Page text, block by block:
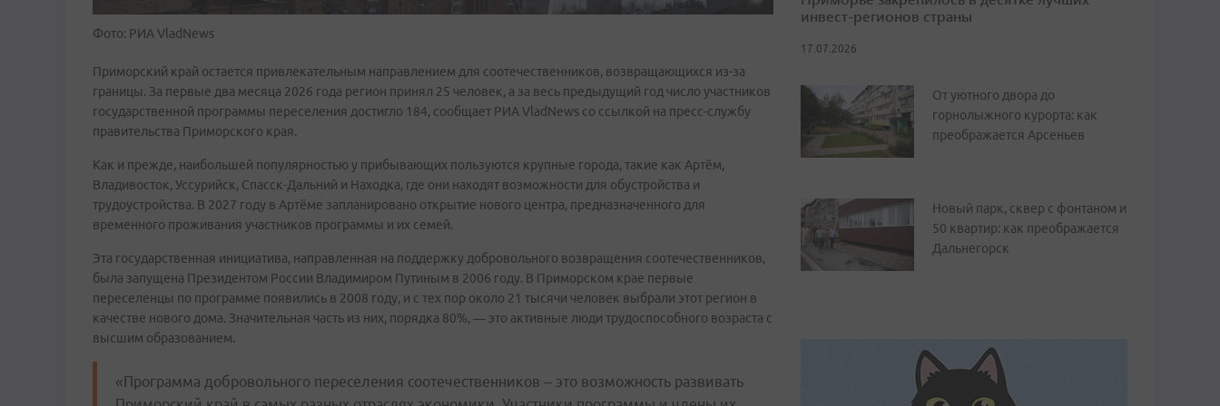
Фото: РИА VladNews
Приморский край остается привлекательным направлением для соотечественников, возвращающихся из-за
границы. За первые два месяца 2026 года регион принял 25 человек, а за весь предыдущий год число участников
государственной программы переселения достигло 184, сообщает РИА VladNews со ссылкой на пресс-службу
правительства Приморского края.
Как и прежде, наибольшей популярностью у прибывающих пользуются крупные города, такие как Артём,
Владивосток, Уссурийск, Спасск-Дальний и Находка, где они находят возможности для обустройства и
трудоустройства. В 2027 году в Артёме запланировано открытие нового центра, предназначенного для
временного проживания участников программы и их семей.
Эта государственная инициатива, направленная на поддержку добровольного возвращения соотечественников,
была запущена Президентом России Владимиром Путиным в 2006 году. В Приморском крае первые
переселенцы по программе появились в 2008 году, и с тех пор около 21 тысячи человек выбрали этот регион в
качестве нового дома. Значительная часть из них, порядка 80%, — это активные люди трудоспособного возраста с
высшим образованием.
«Программа добровольного переселения соотечественников – это возможность развивать
инвест-регионов страны
17.07.2026
От уютного двора до
горнолыжного курорта: как
преображается Арсеньев
Новый парк, сквер с фонтаном и
50 квартир: как преображается
Дальнегорск